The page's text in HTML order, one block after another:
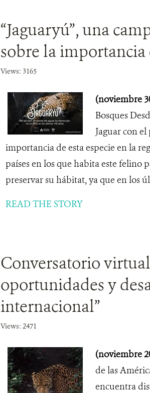
“Jaguaryú”, una
sobre la
Views: 3165
(noviembre
Bosques
Jaguar con
importancia de esta especie en la
países en los que habita este felino
preservar su hábitat, ya que en los
READ THE STORY
Conversatorio
oportunidades y
internacional”
Views: 2471
(noviembre
de las
encuentra